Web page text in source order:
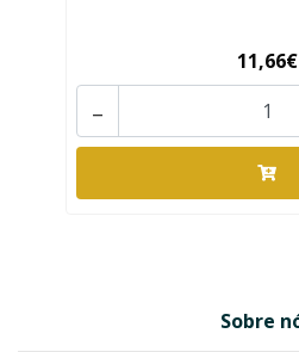
11,66€
-
Sobre